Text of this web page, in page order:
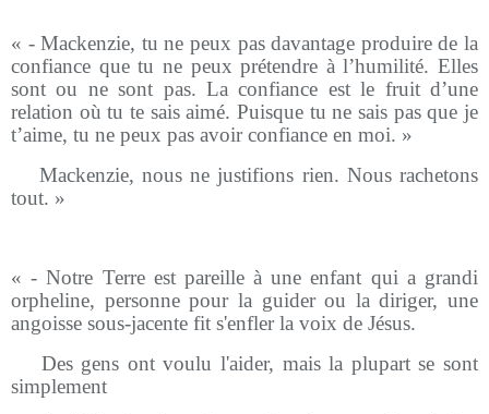
« - Mackenzie, tu ne peux pas davantage produire de la
confiance que tu ne peux prétendre à l’humilité. Elles
sont ou ne sont pas. La confiance est le fruit d’une
relation où tu te sais aimé. Puisque tu ne sais pas que je
t’aime, tu ne peux pas avoir confiance en moi. »
Mackenzie, nous ne justifions rien. Nous rachetons
tout. »
« - Notre Terre est pareille à une enfant qui a grandi
orpheline, personne pour la guider ou la diriger, une
angoisse sous-jacente fit s'enfler la voix de Jésus.
Des gens ont voulu l'aider, mais la plupart se sont
simplement